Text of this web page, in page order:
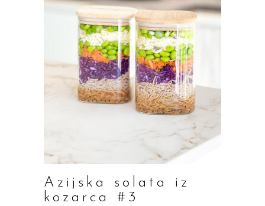
Azijska solata iz
kozarca #3